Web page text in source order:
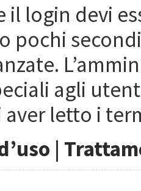
il login devi
pochi
agli
letto i
|